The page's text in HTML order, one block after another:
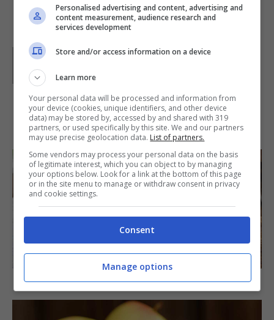
Parole diPaoletta
al 2011, spaziando tra tutte le tipologie di ricette, dai
IN PRIMO PIANO
Arista di maiale al latte
Personalised advertising and content, advertising and
content measurement, audience research and
services development
Store and/or access information on a device
Learn more
Your personal data will be processed and information from
your device (cookies, unique identifiers, and other device
data) may be stored by, accessed by and shared with 319
partners, or used specifically by this site. We and our partners
may use precise geolocation data. List of partners.
Some vendors may process your personal data on the basis
of legitimate interest, which you can object to by managing
your options below. Look for a link at the bottom of this page
or in the site menu to manage or withdraw consent in privacy
and cookie settings.
Consent
Manage options